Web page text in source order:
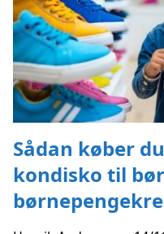
Sådan køber
kondisko til